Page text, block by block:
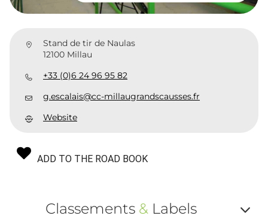
Stand de tir de Naulas
12100 Millau
+33 (0)6 24 96 95 82
g.escalais@cc-millaugrandscausses.fr
Website
ADD TO THE ROAD BOOK
Classements &Labels